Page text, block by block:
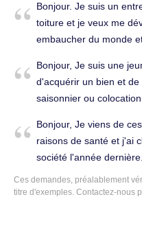
Bonjour. Je suis un
toiture et je veux me
embaucher du monde
égard. Merci. Tenue
(33130).
Bonjour, Je suis une
d'acquérir un bien et
saisonnier ou
souhaiterais un
service en ligne. Je
comptabilité à Bègles
Bonjour, Je viens de
raisons de santé et j'ai
société l'année
2 ans et il me faut les
que la société soit
Ces demandes, préalablement
titre d'exemples. Contactez-nous